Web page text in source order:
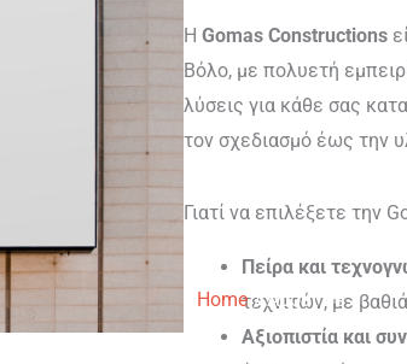
Home About Us
Η Gomas Constructions
Βόλο, με πολυετή
λύσεις για κάθε σας
τον σχεδιασμό έως την
Γιατί να επιλέξετε την
Πείρα και
τεχνιτών, με
Αξιοπιστία και